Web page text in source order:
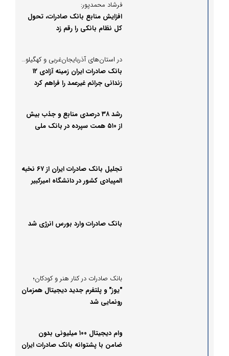
فرشاد محمدپور:
افزایش منابع بانک صادرات، تحول
کل نظام بانکی را رقم زد
در استان‌های آذربایجان‌غربی و کهگیلویه‌ و بویراحمد؛
بانک صادرات ایران زمینه آزادی ۱۲
زندانی جرائم غیرعمد را فراهم کرد
رشد ۳۸ درصدی منابع و جذب بیش
از ۵۱۰ همت سپرده در بانک ملی
تجلیل بانک صادرات ایران از ۶۷ نخبه
المپیادی کشور در دانشگاه امیرکبیر
بانک صادرات وارد بورس انرژی شد
بانک صادرات در کنار هنر و کودکان؛
"یوز" و پلتفرم جدید دیجیتال همزمان
رونمایی شد
وام دیجیتال ۱۰۰ میلیونی بدون
ضامن با پشتوانه بانک صادرات ایران